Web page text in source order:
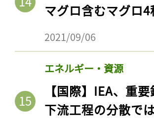
マグロ含むマグロ
2021/09/06
エネルギー・資源
【国際】IEA、重
下流工程の分散で
記事をお
ログ